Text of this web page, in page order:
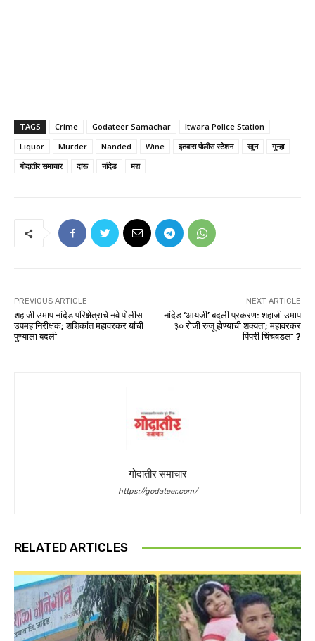
TAGS Crime Godateer Samachar
Itwara Police Station
Liquor
Murder Nanded Wine इतवारा पोलीस स्टेशन खून
गुन्हा
गोदातीर समाचार
दारू नांदेड मद्य
PREVIOUS ARTICLE
शहाजी उमाप नांदेड परिक्षेत्राचे नवे पोलीस
उपमहानिरीक्षक; शशिकांत महावरकर यांची
पुण्याला बदली
NEXT ARTICLE
नांदेड ‘आयजी’ बदली प्रकरण: शहाजी उमाप
३० रोजी रुजू होण्याची शक्यता; महावरकर
पिंपरी चिंचवडला ?
गोदातीर समाचार
https://godateer.com/
RELATED ARTICLES